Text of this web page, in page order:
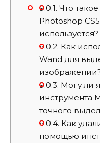
9.0.1. Что
Photoshop
используется?
9.0.2. Как
Wand для
9.0.3. Могу ли
инструмента
точного
9.0.4. Как
помощью